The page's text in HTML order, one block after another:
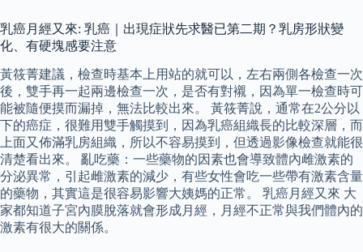
乳癌月經又來: 乳癌｜出現症狀先求醫已第二期？乳房形狀變
化、有硬塊感要注意
黃筱菁建議，檢查時基本上用站的就可以，左右兩側各檢查一次
後，雙手再一起兩邊檢查一次，是否有對襯，因為單一檢查時可
能被隨便摸而漏掉，無法比較出來。 黃筱菁說，通常在2公分以
下的癌症，很難用雙手觸摸到，因為乳癌組織長的比較深層，而
上面又佈滿乳房組織，所以不容易摸到，但透過影像檢查就能很
清楚看出來。 亂吃藥：一些藥物的因素也會導致體內雌激素的
分泌異常，引起雌激素的減少，有些女性會吃一些帶有激素含量
的藥物，其實這是很容易影響大姨媽的正常。 乳癌月經又來 大
家都知道子宮內膜脫落就會形成月經，月經不正常與我們體內的
激素有很大的關係。